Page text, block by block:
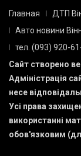
Главная ДТП
Авто новини
тел. (093) 920-
Сайт створено
Адміністрація
несе
Усі права
використанні
обов'язковим